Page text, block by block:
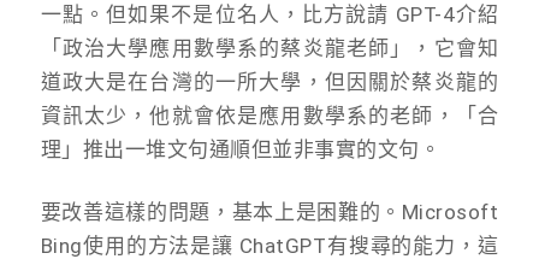
一點。但如果不是位名人，比方說請 GPT-4介紹
「政治大學應用數學系的蔡炎龍老師」，它會知
道政大是在台灣的一所大學，但因關於蔡炎龍的
資訊太少，他就會依是應用數學系的老師，「合
理」推出一堆文句通順但並非事實的文句。
要改善這樣的問題，基本上是困難的。Microsoft
Bing使用的方法是讓 ChatGPT有搜尋的能力，這